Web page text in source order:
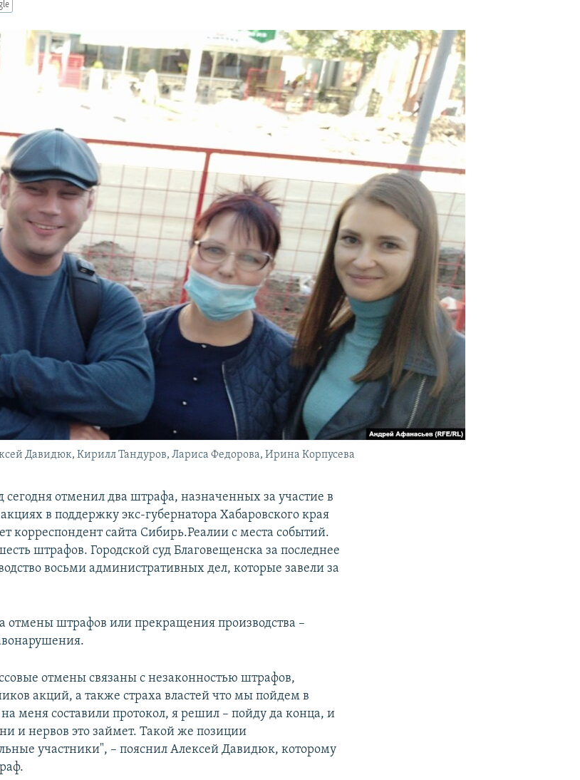
Давидюк, Кирилл Тандуров, Лариса Федорова, Ирина Корпусева
сегодня отменил два штрафа, назначенных за участие в
в поддержку экс-губернатора Хабаровского края
корреспондент сайта Сибирь.Реалии с места событий.
штрафов. Городской суд Благовещенска за последнее
восьми административных дел, которые завели за
отмены штрафов или прекращения производства –
отмены связаны с незаконностью штрафов,
акций, а также страха властей что мы пойдем в
меня составили протокол, я решил – пойду да конца, и
и нервов это займет. Такой же позиции
участники", – пояснил Алексей Давидюк, которому